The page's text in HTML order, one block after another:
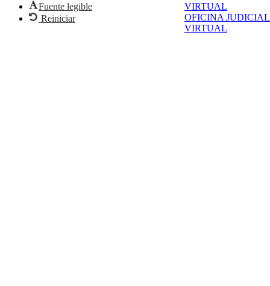
VIRTUAL
OFICINA JUDICIAL
VIRTUAL
Fuente legible
Reiniciar